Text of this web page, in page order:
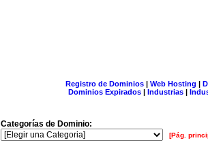
Registro de Dominios| Web Hosting |
Dominios Expirados | Industrias |
Categorías de Dominio:
[Pág.